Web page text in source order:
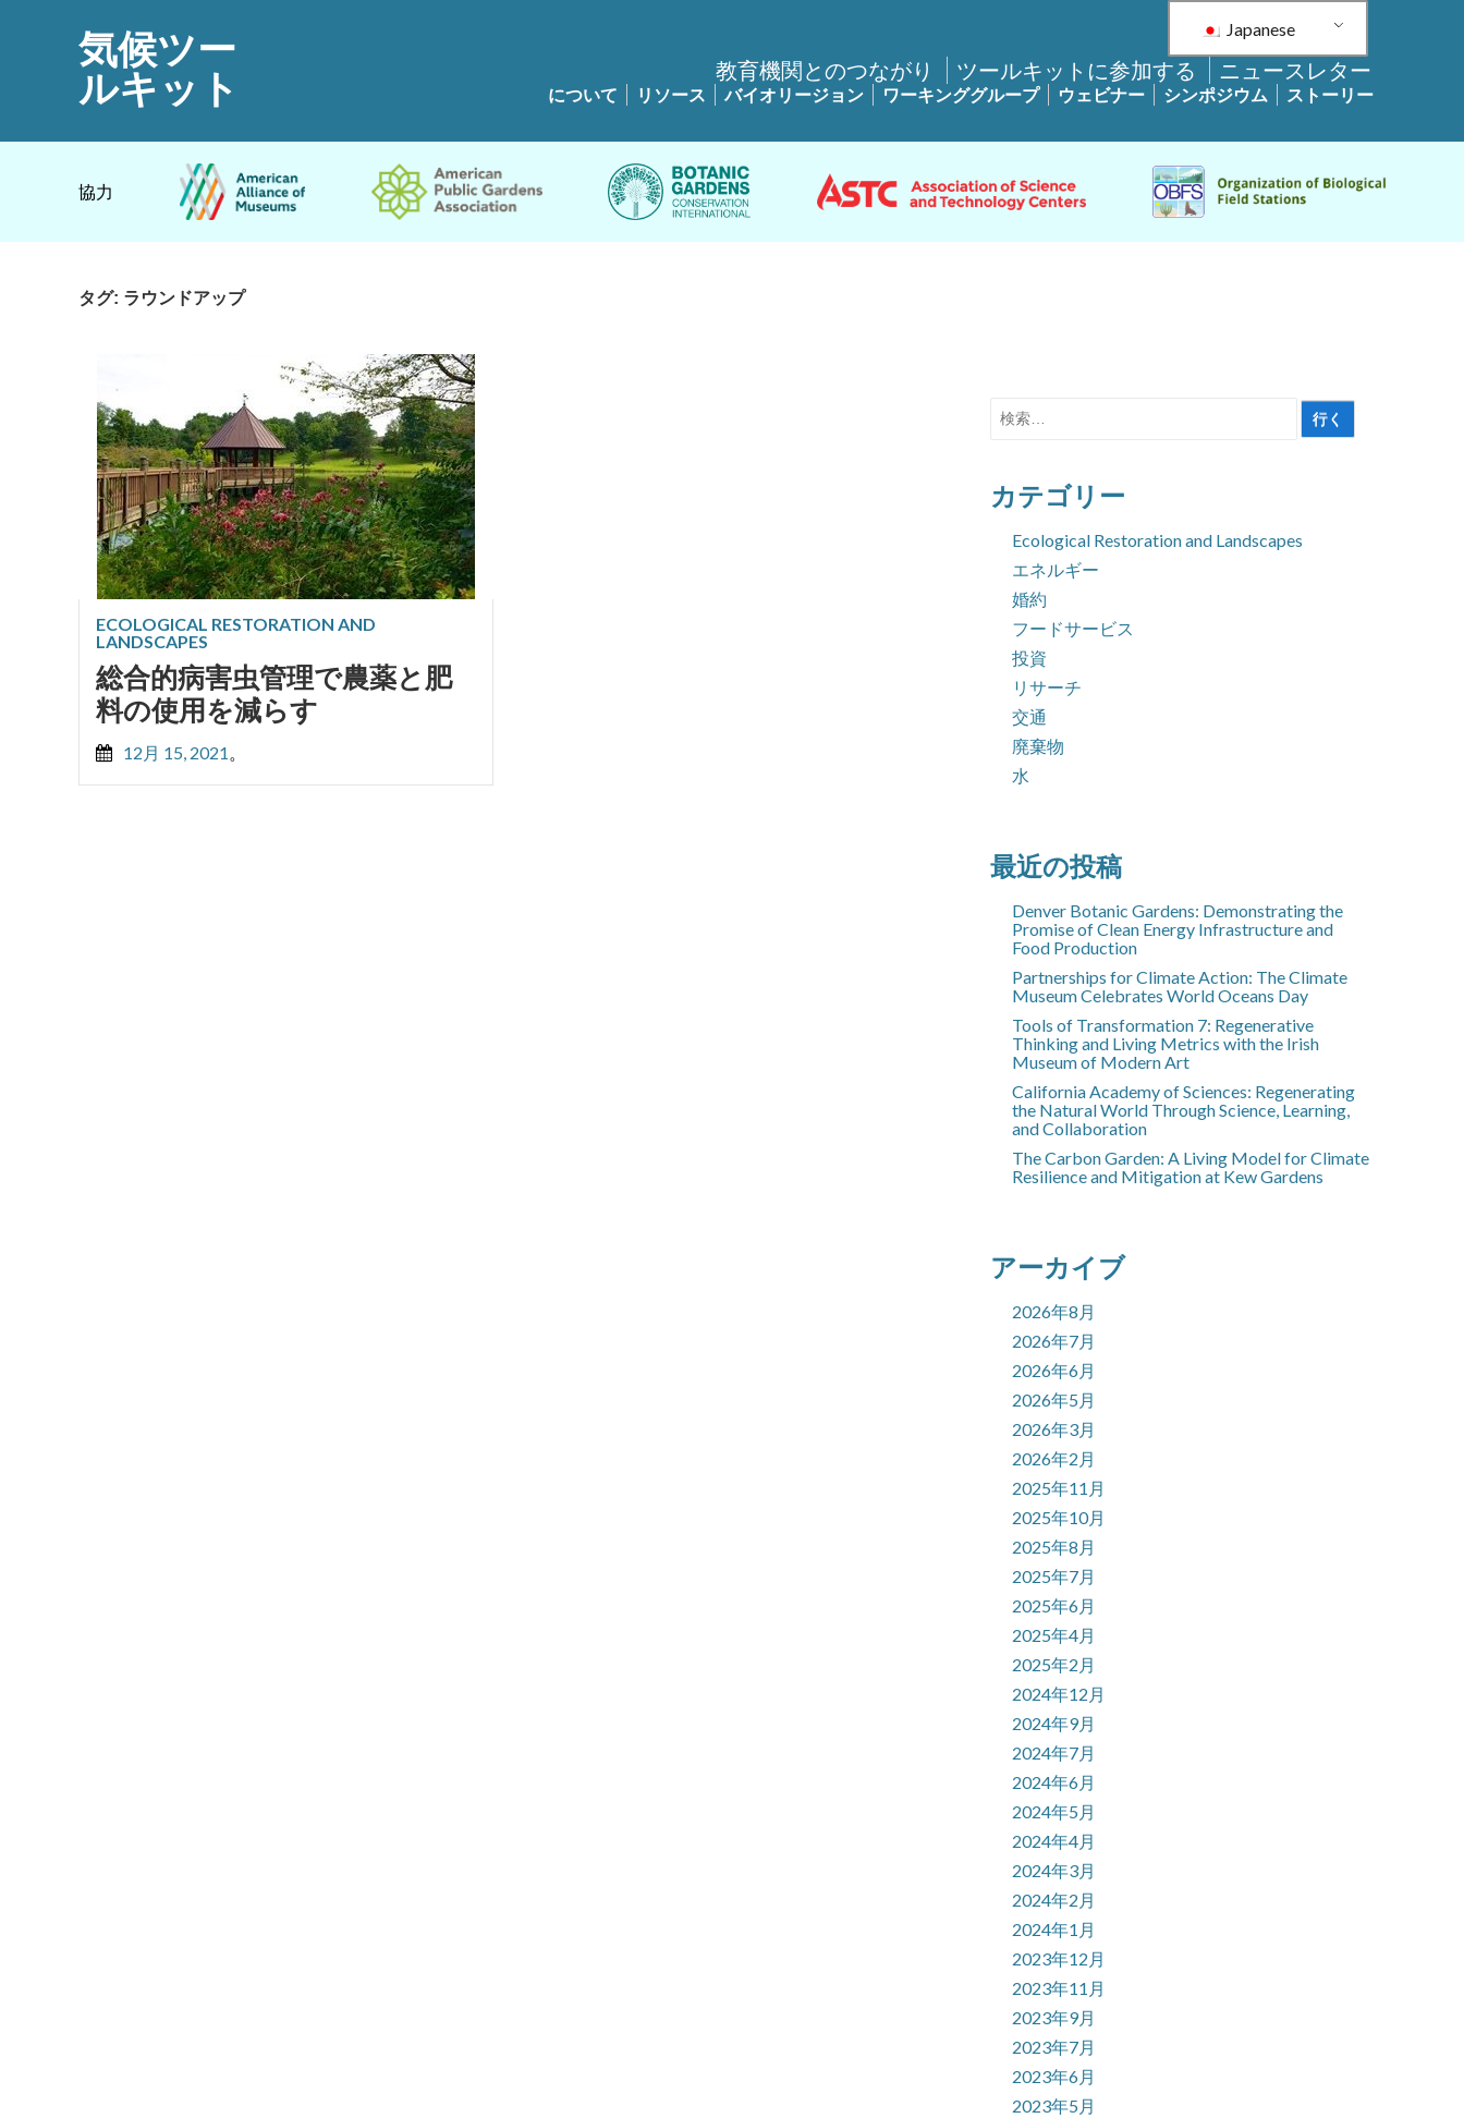
気候ツー
ルキット
Japanese
教育機関とのつながり ツールキットに参加する ニュースレター
について リソース バイオリージョン ワーキンググループ ウェビナー シンポジウム ストーリー
協力
タグ: ラウンドアップ
ECOLOGICAL RESTORATION AND
LANDSCAPES
総合的病害虫管理で農薬と肥
料の使用を減らす
12月 15, 2021 。
検
象:
カテゴリー
Ecological Restoration and Landscapes
エネルギー
婚約
フードサービス
投資
リサーチ
交通
廃棄物
水
最近の投稿
Denver Botanic Gardens: Demonstrating the
Promise of Clean Energy Infrastructure and
Food Production
Partnerships for Climate Action: The Climate
Museum Celebrates World Oceans Day
Tools of Transformation 7: Regenerative
Thinking and Living Metrics with the Irish
Museum of Modern Art
California Academy of Sciences: Regenerating
the Natural World Through Science, Learning,
and Collaboration
The Carbon Garden: A Living Model for Climate
Resilience and Mitigation at Kew Gardens
アーカイブ
2026年8月
2026年7月
2026年6月
2026年5月
2026年3月
2026年2月
2025年11月
2025年10月
2025年8月
2025年7月
2025年6月
2025年4月
2025年2月
2024年12月
2024年9月
2024年7月
2024年6月
2024年5月
2024年4月
2024年3月
2024年2月
2024年1月
2023年12月
2023年11月
2023年9月
2023年7月
2023年6月
2023年5月